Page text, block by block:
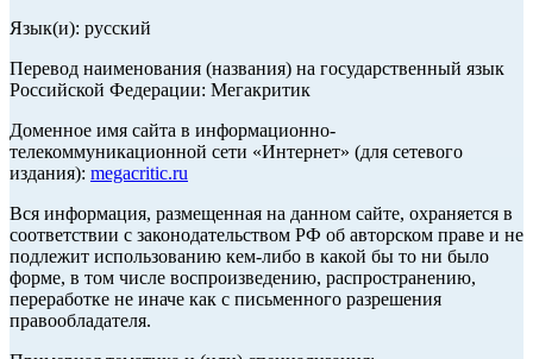
Язык(и): русский
Перевод наименования (названия) на государственный язык
Российской Федерации: Мегакритик
Доменное имя сайта в информационно-
телекоммуникационной сети «Интернет» (для сетевого
издания): megacritic.ru
Вся информация, размещенная на данном сайте, охраняется в
соответствии с законодательством РФ об авторском праве и не
подлежит использованию кем-либо в какой бы то ни было
форме, в том числе воспроизведению, распространению,
переработке не иначе как с письменного разрешения
правообладателя.